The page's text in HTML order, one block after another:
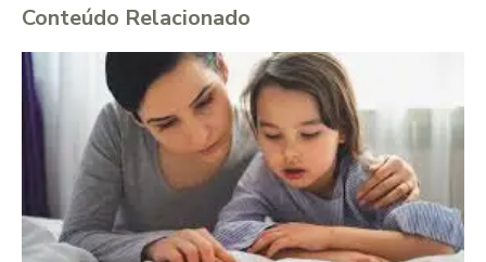
Conteúdo Relacionado